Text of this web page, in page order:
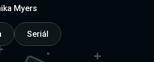
Myers
Seriál